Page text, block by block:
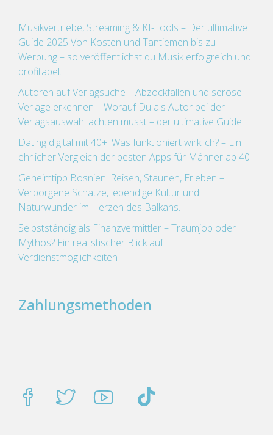
Musikvertriebe, Streaming & KI-Tools – Der ultimative
Guide 2025 Von Kosten und Tantiemen bis zu
Werbung – so veröffentlichst du Musik erfolgreich und
profitabel.
Autoren auf Verlagsuche – Abzockfallen und seröse
Verlage erkennen – Worauf Du als Autor bei der
Verlagsauswahl achten musst – der ultimative Guide
Dating digital mit 40+: Was funktioniert wirklich? – Ein
ehrlicher Vergleich der besten Apps für Männer ab 40
Geheimtipp Bosnien: Reisen, Staunen, Erleben –
Verborgene Schätze, lebendige Kultur und
Naturwunder im Herzen des Balkans.
Selbstständig als Finanzvermittler – Traumjob oder
Mythos? Ein realistischer Blick auf
Verdienstmöglichkeiten
Zahlungsmethoden